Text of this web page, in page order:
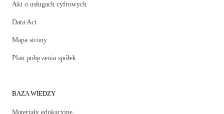
Akt o usługach cyfrowych
Data Act
Mapa strony
Plan połączenia spółek
BAZA WIEDZY
Materiały edukacyjne